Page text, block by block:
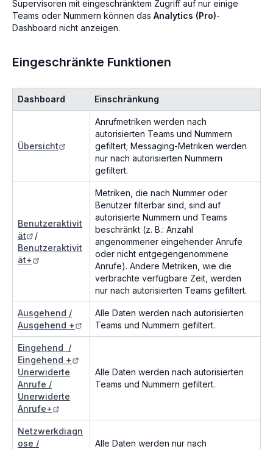
Supervisoren mit eingeschränktem Zugriff auf nur einige
Teams oder Nummern können das Analytics (Pro)-
Dashboard nicht anzeigen.
Eingeschränkte Funktionen
Dashboard Einschränkung
Übersicht
Anrufmetriken werden nach
autorisierten Teams und Nummern
gefiltert; Messaging-Metriken werden
nur nach autorisierten Nummern
gefiltert.
Benutzeraktivit
ät
/
Benutzeraktivit
ät+
Metriken, die nach Nummer oder
Benutzer filterbar sind, sind auf
autorisierte Nummern und Teams
beschränkt (z. B.: Anzahl
angenommener eingehender Anrufe
oder nicht entgegengenommene
Anrufe). Andere Metriken, wie die
verbrachte verfügbare Zeit, werden
nur nach autorisierten Teams gefiltert.
Ausgehend /
Ausgehend +
Alle Daten werden nach autorisierten
Teams und Nummern gefiltert.
Eingehend /
Eingehend +
Unerwiderte
Anrufe /
Unerwiderte
Anrufe+
Alle Daten werden nach autorisierten
Teams und Nummern gefiltert.
Netzwerkdiagn
ose /
Alle Daten werden nur nach